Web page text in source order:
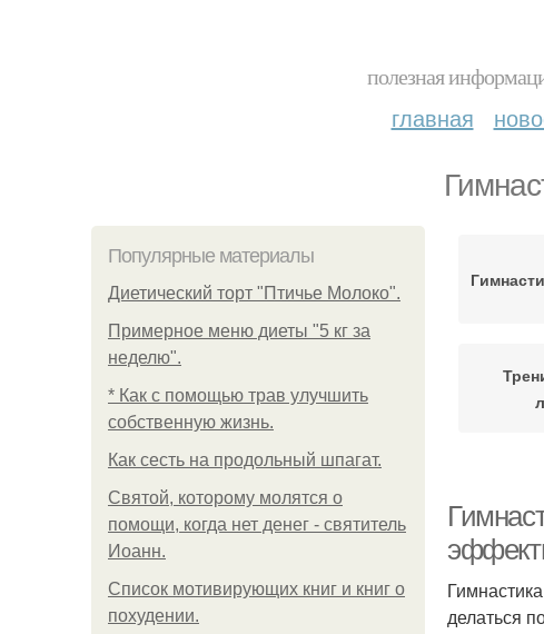
полезная
главная
Популярные материалы
Диетический торт "Птичье Молоко".
Примерное меню диеты "5 кг за
неделю".
* Как с помощью трав улучшить
собственную жизнь.
Как сесть на продольный шпагат.
Святой, которому молятся о
помощи, когда нет денег - святитель
Иоанн.
Список мотивирующих книг и книг о
похудении.
делаться